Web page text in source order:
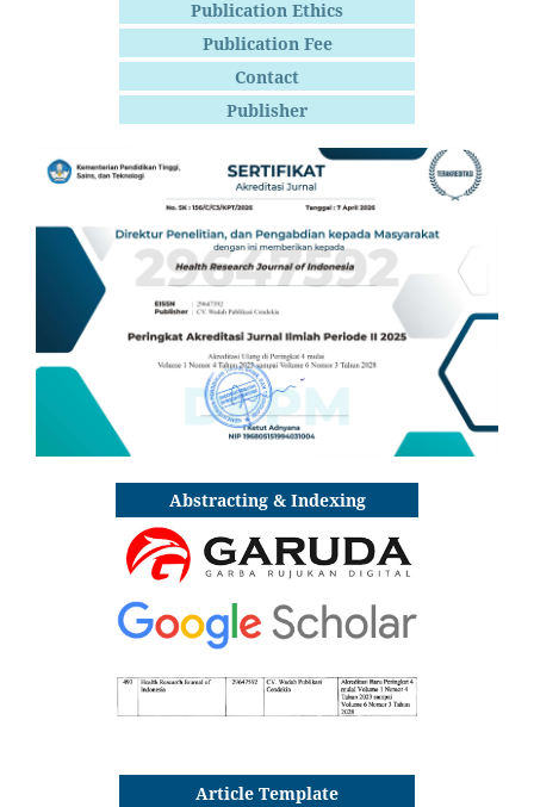
Publication Ethics
Publication Fee
Contact
Publisher
Abstracting & Indexing
Article Template